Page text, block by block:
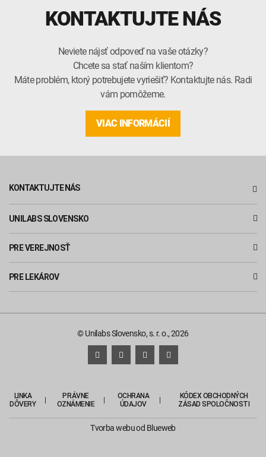
KONTAKTUJTE NÁS
Neviete nájsť odpoveď na vaše otázky?
Chcete sa stať naším klientom?
Máte problém, ktorý potrebujete vyriešiť? Kontaktujte nás. Radi
vám pomôžeme.
VIAC INFORMÁCIÍ
KONTAKTUJTE NÁS
UNILABS SLOVENSKO
PRE VEREJNOSŤ
PRE LEKÁROV
© Unilabs Slovensko, s. r. o., 2026
LINKA
DÔVERY
PRÁVNE
OZNÁMENIE
OCHRANA
ÚDAJOV
KÓDEX OBCHODNÝCH
ZÁSAD SPOLOČNOSTI
Tvorba webuod Blueweb